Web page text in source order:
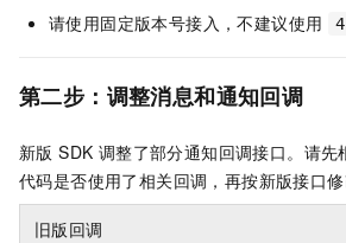
请使用固定版本号接入，不建议使用
第二步：调整消息和通知回调
新版 SDK 调整了部分通知回调接口。请先
代码是否使用了相关回调，再按新版接口修
旧版回调